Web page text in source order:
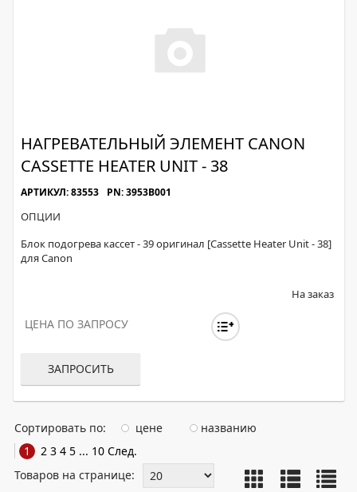
НАГРЕВАТЕЛЬНЫЙ ЭЛЕМЕНТ CANON
CASSETTE HEATER UNIT - 38
АРТИКУЛ: 83553 PN: 3953B001
ОПЦИИ
Блок подогрева кассет - 39 оригинал [Cassette Heater Unit - 38]
для Canon
На заказ
ЦЕНА ПО ЗАПРОСУ
ЗАПРОСИТЬ
Сортировать по: цене
названию
1
2 3 4 5 ... 10 След.
Товаров на странице: